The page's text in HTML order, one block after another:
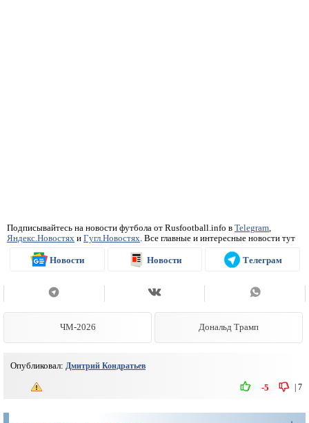
Подписывайтесь на новости футбола от Rusfootball.info в Telegram,
Яндекс.Новостях и Гугл.Новостях. Все главные и интересные новости тут
Новости Новости Телеграм
ЧМ-2026 Дональд Трамп
Опубликовал: Дмитрий Кондратьев
7
-5